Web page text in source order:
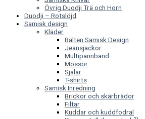
Övrig Duodji Trä och Horn
Duodji – Rotslöjd
Samisk design
Kläder
Bälten Samisk Design
Jeansjackor
Multipannband
Mössor
Sjalar
T-shirts
Samisk Inredning
Brickor och skärbrädor
Filtar
Kuddar och kuddfodral